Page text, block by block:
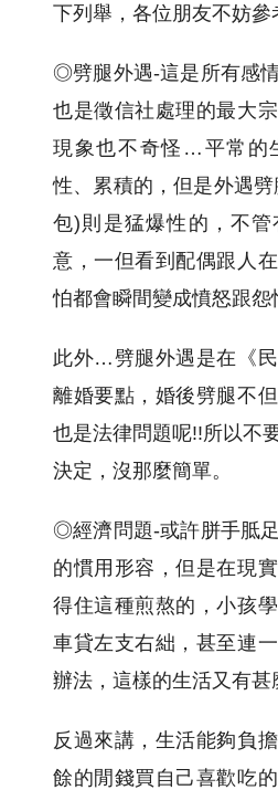
下列舉，各位朋友不妨參
◎劈腿外遇-這是所有感
也是徵信社處理的最大
現象也不奇怪…平常的
性、累積的，但是外遇
包)則是猛爆性的，不
意，一但看到配偶跟人
怕都會瞬間變成憤怒跟怨
此外…劈腿外遇是在《
離婚要點，婚後劈腿不
也是法律問題呢!!所以不
決定，沒那麼簡單。
◎經濟問題-或許胼手胝
的慣用形容，但是在現
得住這種煎熬的，小孩
車貸左支右絀，甚至連
辦法，這樣的生活又有甚
反過來講，生活能夠負
餘的閒錢買自己喜歡吃